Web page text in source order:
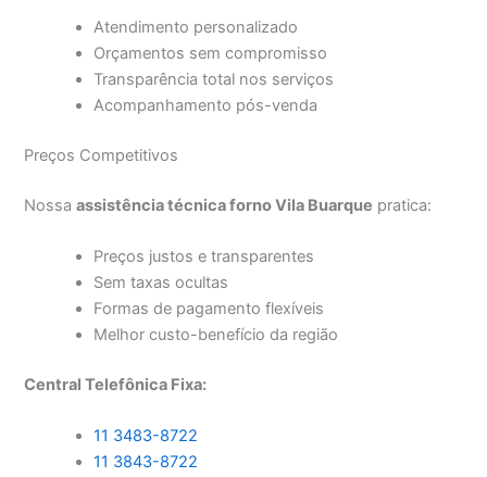
Atendimento personalizado
Orçamentos sem compromisso
Transparência total nos serviços
Acompanhamento pós-venda
Preços Competitivos
Nossaassistência técnica forno Vila Buarque pratica:
Preços justos e transparentes
Sem taxas ocultas
Formas de pagamento flexíveis
Melhor custo-benefício da região
Central Telefônica Fixa:
11 3483-8722
11 3843-8722